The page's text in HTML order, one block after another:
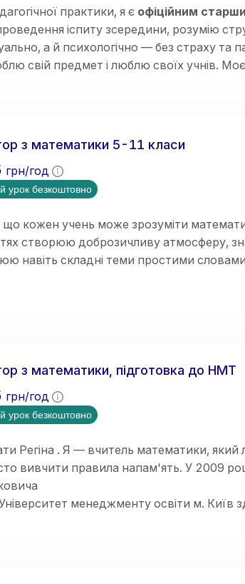
практики, я є офіційним
іспиту зсередини, розумію
а й психологічно — без страху та
свій предмет і люблю своїх учнів.
в математиці легким, простим і
заняття будується за чіткою,
з математики 5-11 класи
грн/год
урок безкоштовно
кожен учень може зрозуміти
створюю доброзичливу атмосферу,
навіть складні теми простими
педагогічного стажу. Працюю
досвід проведення індивідуальних
з математики, підготовка до НМТ
грн/год
урок безкоштовно
Регіна . Я — вчитель математики,
вивчити правила напам'ять. У 2009
менеджменту освіти м. Київ